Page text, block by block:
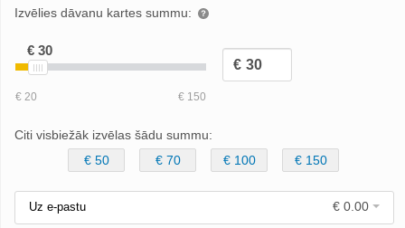
Izvēlies dāvanu kartes summu:
Citi visbiežāk izvēlas šādu summu:
€ 50
€ 70 € 100 € 150
Uz e-pastu € 0.00